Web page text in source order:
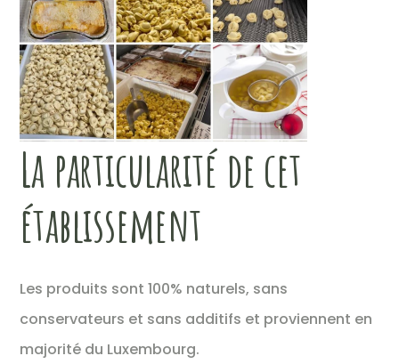
La particularité de cet
établissement
Les produits sont 100% naturels, sans
conservateurs et sans additifs et proviennent en
majorité du Luxembourg.